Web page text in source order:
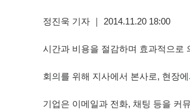
정진욱 기자 ｜ 2014.11.20 18:00
시간과 비용을 절감하며 효과적으로
회의를 위해 지사에서 본사로, 현장
기업은 이메일과 전화, 채팅 등을 커